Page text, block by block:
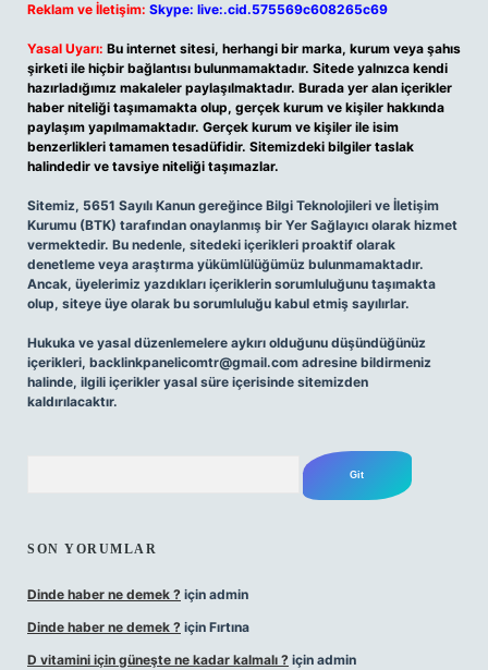
Reklam ve İletişim: Skype: live:.cid.575569c608265c69
Yasal Uyarı: Bu internet sitesi, herhangi bir marka, kurum veya şahıs
şirketi ile hiçbir bağlantısı bulunmamaktadır. Sitede yalnızca kendi
hazırladığımız makaleler paylaşılmaktadır. Burada yer alan içerikler
haber niteliği taşımamakta olup, gerçek kurum ve kişiler hakkında
paylaşım yapılmamaktadır. Gerçek kurum ve kişiler ile isim
benzerlikleri tamamen tesadüfidir. Sitemizdeki bilgiler taslak
halindedir ve tavsiye niteliği taşımazlar.
Sitemiz, 5651 Sayılı Kanun gereğince Bilgi Teknolojileri ve İletişim
Kurumu (BTK) tarafından onaylanmış bir Yer Sağlayıcı olarak hizmet
vermektedir. Bu nedenle, sitedeki içerikleri proaktif olarak
denetleme veya araştırma yükümlülüğümüz bulunmamaktadır.
Ancak, üyelerimiz yazdıkları içeriklerin sorumluluğunu taşımakta
olup, siteye üye olarak bu sorumluluğu kabul etmiş sayılırlar.
Hukuka ve yasal düzenlemelere aykırı olduğunu düşündüğünüz
içerikleri, backlinkpanelicomtr@gmail.com adresine bildirmeniz
halinde, ilgili içerikler yasal süre içerisinde sitemizden
kaldırılacaktır.
SON YORUMLAR
Dinde haber ne demek ? için admin
Dinde haber ne demek ? için Fırtına
D vitamini için güneşte ne kadar kalmalı ? için admin